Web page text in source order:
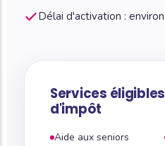
Délai d'activation :
Services
d'impôt
Aide aux seniors